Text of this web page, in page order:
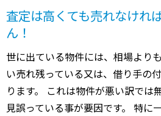
査定は高くても売れなけれ
ん！
世に出ている物件には、相場より
い売れ残っている又は、借り手の
ります。 これは物件が悪い訳では
見誤っている事が要因です。 特に